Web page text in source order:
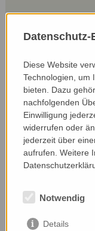
Webseite:
www.biohof-
Nominiert von:
Ingrid Loacker,
Diese Website
Technologien, um
bieten. Dazu
nachfolgenden
Einwilligung
widerrufen oder
jederzeit über
aufrufen. Weitere
Notwendig
Details